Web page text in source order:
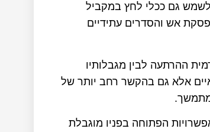
גם ככלי לחץ במקביל
אש והסדרים עתידיים
ההרתעה לבין מגבלותיו
אלא גם בהקשר רחב יותר של
מתמשך.
הפתוחה בפניו מוגבלת